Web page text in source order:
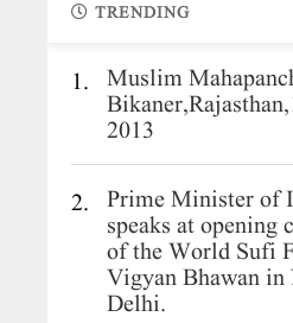
TRENDING
1. Muslim
2013
2. Prime Minister of
speaks at opening
of the World Sufi
Vigyan Bhawan in
Delhi.